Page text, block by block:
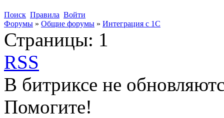
Поиск Правила Войти
Форумы » Общие форумы » Интеграция с 1С
Страницы: 1
RSS
В битриксе не
Помогите!